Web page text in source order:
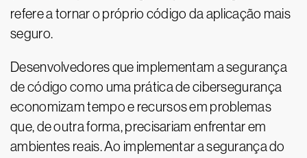
refere a tornar o próprio código da aplicação mais
seguro.
Desenvolvedores que implementam a segurança
de código como uma prática de cibersegurança
economizam tempo e recursos em problemas
que, de outra forma, precisariam enfrentar em
ambientes reais. Ao implementar a segurança do